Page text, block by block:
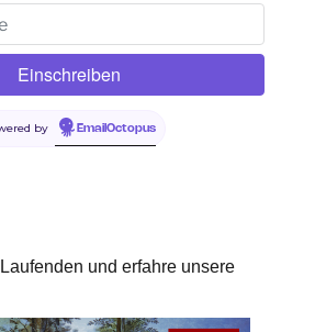
by EmailOctopus
und erfahre unsere